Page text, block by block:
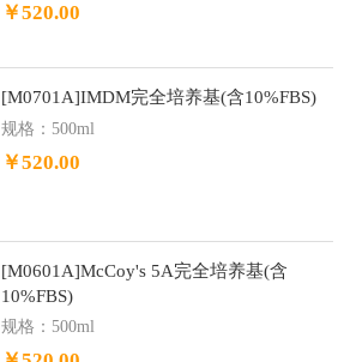
￥520.00
[M0701A]IMDM完全培养基(含10%FBS)
规格：500ml
￥520.00
[M0601A]McCoy's 5A完全培养基(含
10%FBS)
规格：500ml